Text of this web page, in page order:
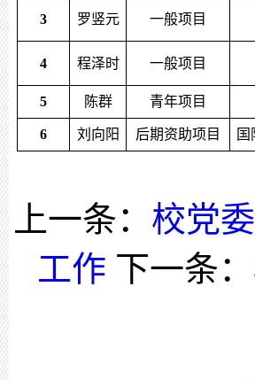
3 罗竖元 一般项目
4 程泽时 一般项目
5
陈群 青年项目
6 刘向阳 后期资助项目
上一条： 校党
工作 下一条：